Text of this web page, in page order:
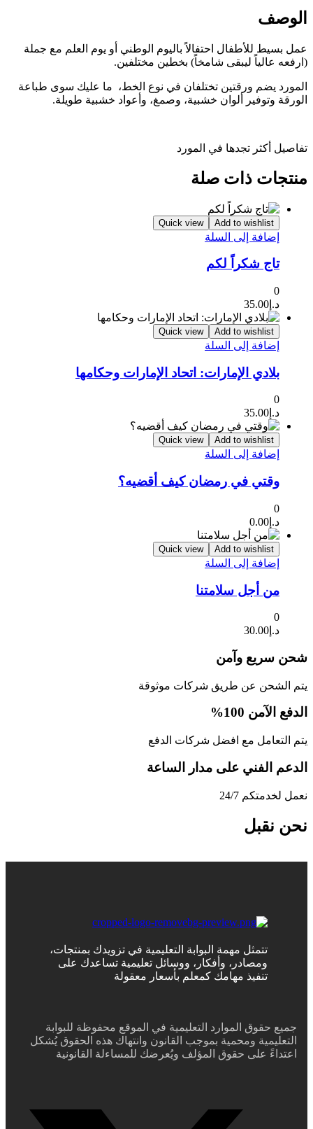
الوصف
عمل بسيط للأطفال احتفالاً باليوم الوطني أو يوم العلم مع جملة
(ارفعه عالياً ليبقى شامخاً) بخطين مختلفين.
المورد يضم ورقتين تختلفان في نوع الخط، ما عليك سوى طباعة
الورقة وتوفير ألوان خشبية، وصمغ، وأعواد خشبية طويلة.
تفاصيل أكثر تجدها في المورد
منتجات ذات صلة
Add to wishlist
Quick view
إضافة إلى السلة
تاج شكراً لكم
0
د.إ 35.00
Add to wishlist
Quick view
إضافة إلى السلة
بلادي الإمارات: اتحاد الإمارات وحكامها
0
د.إ 35.00
Add to wishlist
Quick view
إضافة إلى السلة
وقتي في رمضان كيف أقضيه؟
0
د.إ 0.00
Add to wishlist
Quick view
إضافة إلى السلة
من أجل سلامتنا
0
د.إ 30.00
شحن سريع وآمن
يتم الشحن عن طريق شركات موثوقة
الدفع الآمن 100%
يتم التعامل مع افضل شركات الدفع
الدعم الفني على مدار الساعة
نعمل لخدمتكم 24/7
نحن نقبل
تتمثل مهمة البوابة التعليمية في تزويدك بمنتجات،
ومصادر، وأفكار، ووسائل تعليمية تساعدك على
تنفيذ مهامك كمعلم بأسعار معقولة
جميع حقوق الموارد التعليمية في الموقع محفوظة للبوابة
التعليمية ومحمية بموجب القانون وانتهاك هذه الحقوق يُشكل
اعتداءً على حقوق المؤلف ويُعرضك للمساءلة القانونية